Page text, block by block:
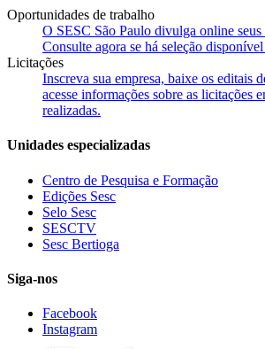
Oportunidades de trabalho
O SESC São Paulo divulga online seus
Consulte agora se há seleção disponível
Licitações
Inscreva sua empresa, baixe os editais
acesse informações sobre as licitações
realizadas.
Unidades especializadas
Centro de Pesquisa e Formação
Edições Sesc
Selo Sesc
SESCTV
Sesc Bertioga
Siga-nos
Facebook
Instagram